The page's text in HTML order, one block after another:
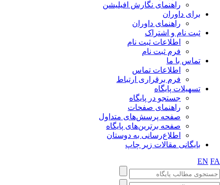
راهنمای نگارش افیلیشن
برای داوران
راهنمای داوران
ثبت نام و اشتراک
اطلاعات ثبت نام
فرم ثبت نام
تماس با ما
اطلاعات تماس
فرم برقراری ارتباط
تسهیلات پایگاه
جستجو در پایگاه
راهنمای صفحات
صفحه پرسش‌های متداول
صفحه برترین‌های پایگاه
اطلاع‌رسانی به دوستان
بایگانی مقالات زیر چاپ
EN